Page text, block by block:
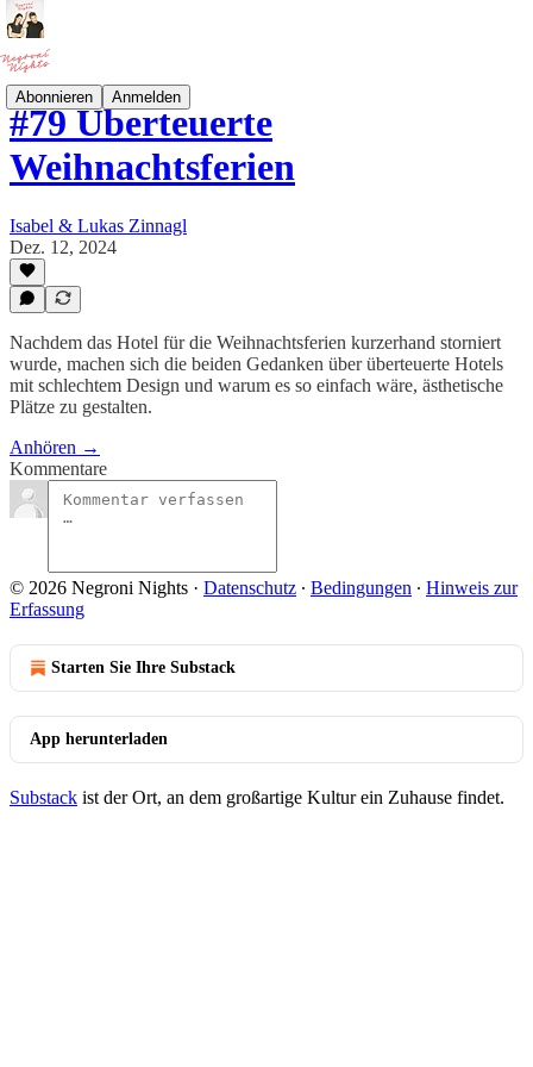
Abonnieren Anmelden
#79 Überteuerte
Weihnachtsferien
Isabel & Lukas Zinnagl
Dez. 12, 2024
Nachdem das Hotel für die Weihnachtsferien kurzerhand storniert
wurde, machen sich die beiden Gedanken über überteuerte Hotels
mit schlechtem Design und warum es so einfach wäre, ästhetische
Plätze zu gestalten.
Anhören →
Kommentare
© 2026 Negroni Nights · Datenschutz ∙ Bedingungen ∙ Hinweis zur
Erfassung
Starten Sie Ihre Substack
App herunterladen
Substack ist der Ort, an dem großartige Kultur ein Zuhause findet.